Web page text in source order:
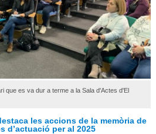
que es va dur a terme a la Sala d'Actes d'El
les accions de la memòria de
d’actuació per al 2025